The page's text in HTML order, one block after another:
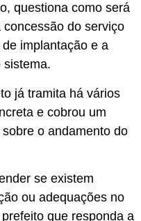
questiona como será
do serviço
implantação e a
sistema.
já tramita há vários
e cobrou um
o andamento do
se existem
ou adequações no
que responda a